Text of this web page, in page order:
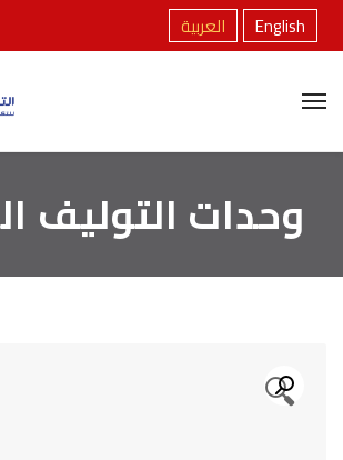
العربية English
وحدات التوليف
🔍